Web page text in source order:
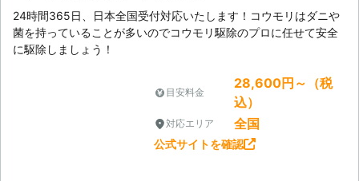
24時間365日、日本全国受付対応いたします！コウモリはダニや
菌を持っていることが多いのでコウモリ駆除のプロに任せて安全
に駆除しましょう！
目安料金
28,600円～（税
込）
対応エリア 全国
公式サイトを確認